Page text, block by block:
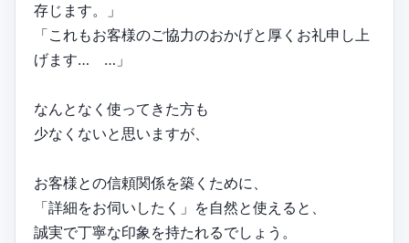
存じます。」
「これもお客様のご協力のおかげと厚くお礼申し上
げます… …」
なんとなく使ってきた方も
少なくないと思いますが、
お客様との信頼関係を築くために、
「詳細をお伺いしたく」を自然と使えると、
誠実で丁寧な印象を持たれるでしょう。